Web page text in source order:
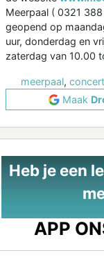
Meerpaal ( 0321
geopend op
uur, donderdag en
zaterdag van 10.00
meerpaal, concert
Maak
Heb je een
APP